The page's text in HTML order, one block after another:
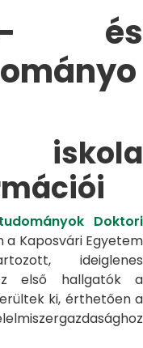
és
Doktori
a Kaposvári Egyetem
ideiglenes
első hallgatók a
ki, érthetően a